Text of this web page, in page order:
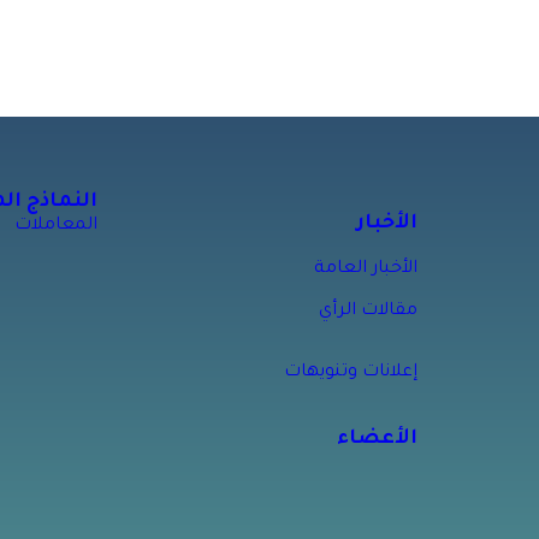
الأخبار
الأخبار العامة
مقالات الرأي
إعلانات وتنويهات
الأعضاء
النماذج
المعاملات